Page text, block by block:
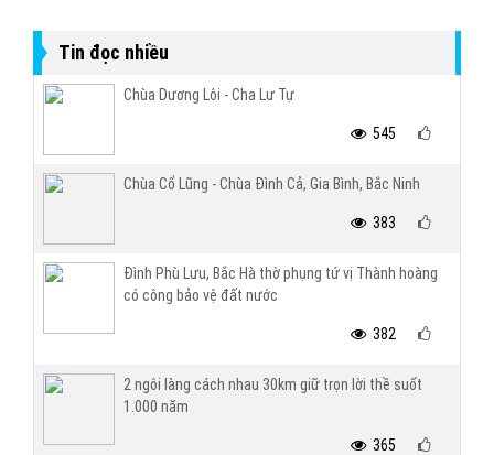
Tin đọc nhiều
Chùa Dương Lôi - Cha Lư Tự
545
Chùa Cổ Lũng - Chùa Đình Cả, Gia Bình, Bắc Ninh
383
Đình Phù Lưu, Bắc Hà thờ phụng tứ vị Thành hoàng
có công bảo vệ đất nước
382
2 ngôi làng cách nhau 30km giữ trọn lời thề suốt
1.000 năm
365